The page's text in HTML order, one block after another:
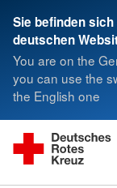
Sie befinden
deutschen
You are on the
you can use the
the English one